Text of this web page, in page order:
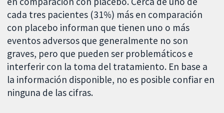
cada tres pacientes (31%) más en comparación
con placebo informan que tienen uno o más
eventos adversos que generalmente no son
graves, pero que pueden ser problemáticos e
interferir con la toma del tratamiento. En base a
la información disponible, no es posible confiar en
ninguna de las cifras.